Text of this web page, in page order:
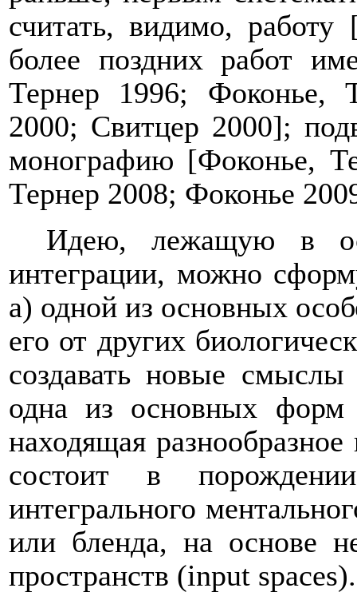
считать, видимо,
более поздних работ
Тернер 1996; Фоконье,
2000; Свитцер 2000];
монографию [Фоконье,
Тернер 2008; Фоконье
Идею, лежащую в
интеграции, можно
а) одной из основных
его от других
создавать новые
одна из основных форм
находящая
состоит в
интегрального
или бленда, на основе
пространств (input spaces).